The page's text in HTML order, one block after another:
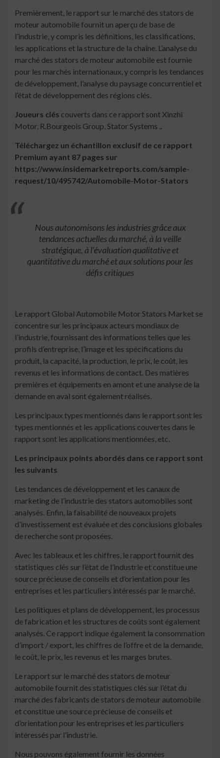
Premièrement, le rapport sur le marché des stators de
moteur automobile fournit un aperçu de base de
l’industrie, y compris les définitions, les classifications,
les applications et la structure de la chaîne. L’analyse du
marché des stators de moteur automobile est fournie
pour les marchés internationaux, y compris les tendances
de développement, l’analyse du paysage concurrentiel et
l’état de développement des régions clés.
Joueurs clés couverts dans ce rapport sont Xinzhi
Motor, R.Bourgeois Group, Stator Systems ,.
Téléchargez un échantillon exclusif de ce rapport
Premium ayant 87 pages sur
https://www.insidemarketreports.com/sample-
request/10/495742/Automobile-Motor-Stators
Nous autonomisons les industries grâce aux
tendances actuelles du marché, à la veille
stratégique, à l’évaluation qualitative et
quantitative du marché et aux solutions pour les
défis critiques
Le rapport Global Automobile Motor Stators Market se
concentre sur les principaux acteurs mondiaux de
l’industrie, fournissant des informations telles que les
profils d’entreprise, l’image et les spécifications du
produit, la capacité, la production, le prix, le coût, les
revenus et les informations de contact. Des matières
premières et équipements en amont et une analyse de la
demande en aval sont également réalisés.
Les principaux types mentionnés dans le rapport sont les
types mentionnés et les applications couvertes dans le
rapport sont les applications mentionnées, etc.
Les principaux points abordés dans ce rapport sont
les suivants
Les tendances de développement et les canaux de
marketing de l’industrie des stators automobiles sont
analysés. Enfin, la faisabilité de nouveaux projets
d’investissement est évaluée et des conclusions globales
de recherche sont proposées.
Avec les tableaux et les chiffres, le rapport fournit des
statistiques clés sur l’état de l’industrie et constitue une
source précieuse de conseils et d’orientation pour les
entreprises et les particuliers intéressés par le marché.
Les politiques et plans de développement, les processus
de fabrication et les structures de coûts sont également
analysés. Ce rapport indique également la consommation
d’import / export, les chiffres de l’offre et de la demande,
le coût, le prix, les revenus et les marges brutes.
Le rapport sur le marché des stators de moteur
automobile fournit des statistiques clés sur l’état du
marché des fabricants de stators de moteur automobile
et constitue une source précieuse de conseils et
d’orientation pour les entreprises et les particuliers
intéressés par l’industrie.
Nous pouvons également fournir les données